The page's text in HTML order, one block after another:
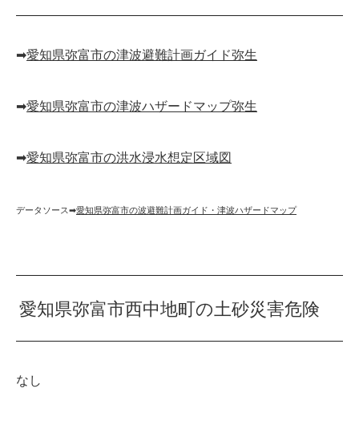
➡︎愛知県弥富市の津波避難計画ガイド弥生
➡︎愛知県弥富市の津波ハザードマップ弥生
➡︎愛知県弥富市の洪水浸水想定区域図
データソース➡︎愛知県弥富市の波避難計画ガイド・津波ハザードマップ
愛知県弥富市西中地町の土砂災害危険
なし